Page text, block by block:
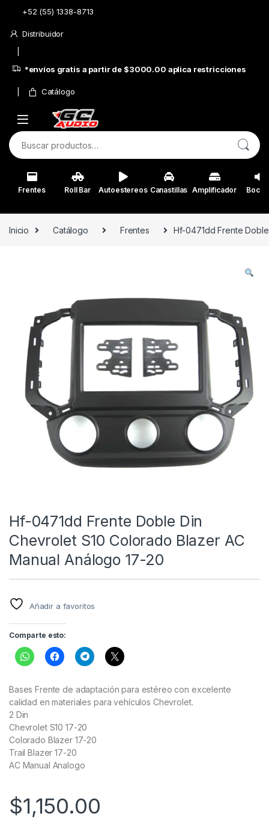
Skip to navigation
Skip to content
+52 (55) 1338-8713
Distribuidor
*envíos gratis a partir de $3000.00 aplica restricciones
Catálogo
Buscar por:
Frentes Roll Bar Autoestereos Canastillas Amplificador
Inicio Catálogo Frentes Hf-0471dd Frente
Hf-0471dd Frente Doble Din
Chevrolet S10 Colorado Blazer AC
Manual Análogo 17-20
Añadir a favoritos
Comparte esto:
Bases Frente de adaptación para estéreo con excelente
calidad en materiales para vehículos Chevrolet.
2 Din
Chevrolet S10 17-20
Colorado Blazer 17-20
Trail Blazer 17-20
AC Manual Analogo
$1,150.00